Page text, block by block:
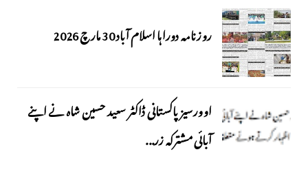
روزنامہ دوراہا اسلام آباد 30 مارچ 2026
اوورسیز پاکستانی ڈاکٹر سعید حسین شاہ نے اپنے
آبائی مشترکہ زر...